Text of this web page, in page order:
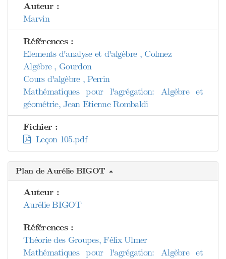
Auteur :
Marvin
Références :
Elements d'analyse et d'algèbre , Colmez
Algèbre , Gourdon
Cours d'algèbre , Perrin
Mathématiques pour l'agrégation: Algèbre et
géométrie, Jean Etienne Rombaldi
Fichier :
Leçon 105.pdf
Plan de Aurélie BIGOT
Auteur :
Aurélie BIGOT
Références :
Théorie des Groupes, Félix Ulmer
Mathématiques pour l'agrégation: Algèbre et